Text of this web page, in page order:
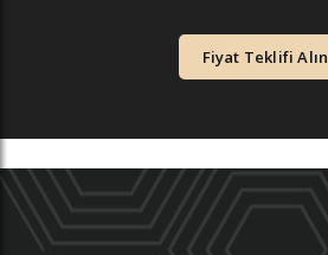
Fiyat Teklifi Alın